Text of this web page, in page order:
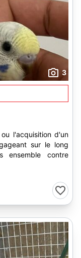
3
l'acquisition d'un
sur le long
ensemble contre